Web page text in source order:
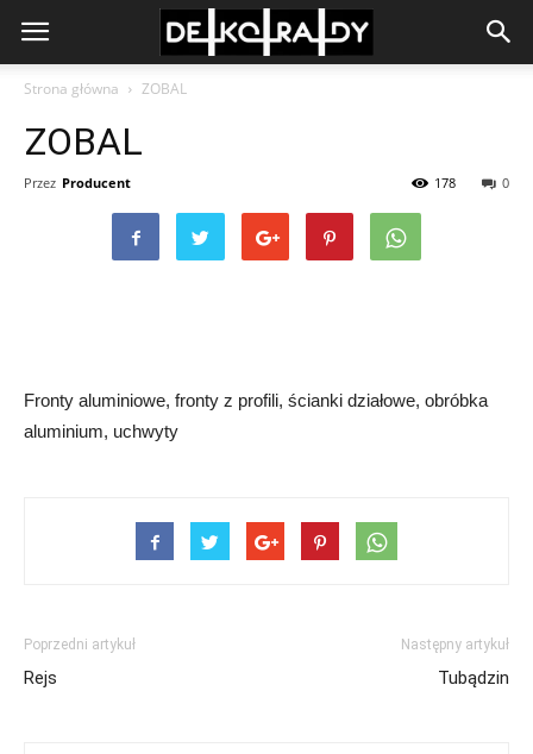
Strona główna ZOBAL
ZOBAL
Przez Producent 0
178
Fronty aluminiowe, fronty z profili, ścianki działowe, obróbka
aluminium, uchwyty
Poprzedni artykuł
Rejs
Następny artykuł
Tubądzin